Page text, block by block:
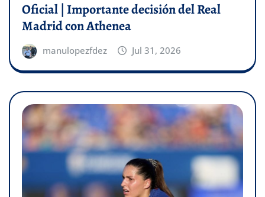
Oficial | Importante decisión del Real
Madrid con Athenea
manulopezfdez Jul 31, 2026